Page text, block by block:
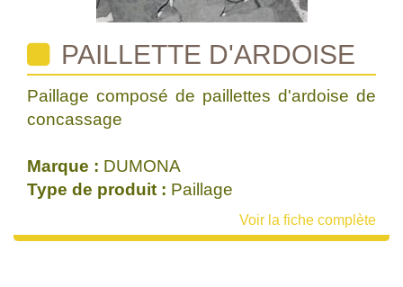
PAILLETTE D'ARDOISE
Paillage composé de paillettes d'ardoise de
concassage
Marque : DUMONA
Type de produit : Paillage
Voir la fiche complète